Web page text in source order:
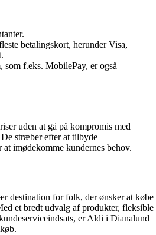
betalingskort, herunder Visa,
som f.eks. MobilePay, er også
uden at gå på kompromis med
stræber efter at tilbyde
imødekomme kundernes behov.
destination for folk, der ønsker at købe
et bredt udvalg af produkter, fleksible
er Aldi i Dianalund